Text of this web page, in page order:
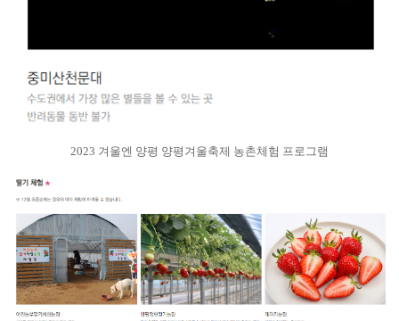
2023 겨울엔 양평 양평겨울축제 농촌체험 프로그램